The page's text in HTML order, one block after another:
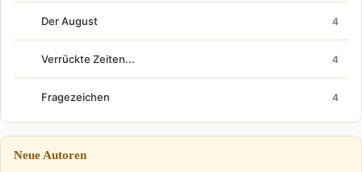
Der August 4
Verrückte Zeiten... 4
Fragezeichen 4
Neue Autoren